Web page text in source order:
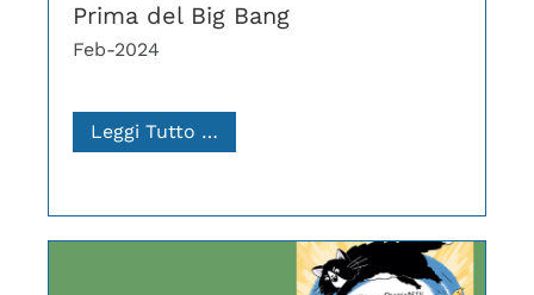
Prima del Big Bang
Feb-2024
Leggi Tutto …